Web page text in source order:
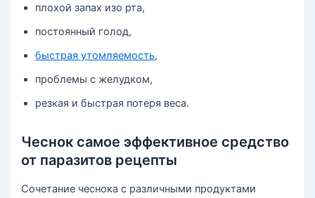
плохой запах изо рта,
постоянный голод,
быстрая утомляемость,
проблемы с желудком,
резкая и быстрая потеря веса.
Чеснок самое эффективное средство
от паразитов рецепты
Сочетание чеснока с различными продуктами